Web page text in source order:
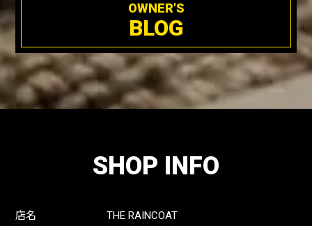
OWNER'S
BLOG
SHOP INFO
店名
THE RAINCOAT